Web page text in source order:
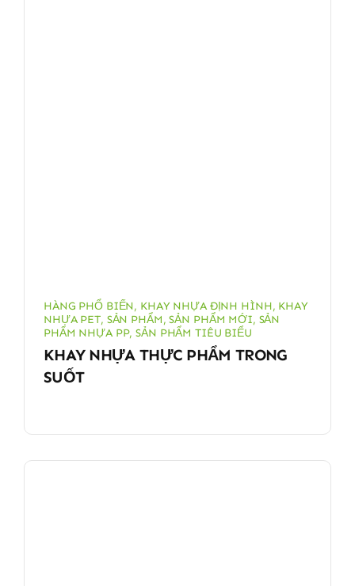
HÀNG PHỔ BIẾN, KHAY NHỰA ĐỊNH HÌNH, KHAY
NHỰA PET, SẢN PHẨM,SẢN PHẨM MỚI, SẢN
PHẨM NHỰA PP,SẢN PHẨM TIÊU BIỂU
KHAY NHỰA THỰC PHẨM TRONG
SUỐT